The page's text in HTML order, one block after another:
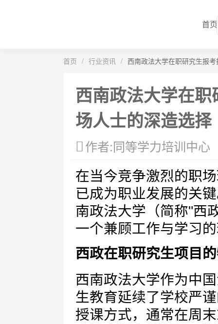
首页
首页 / 行业资讯 / 西南政法大学在职研究生报
西南政法大学在
场人士的深造选择
作者:同等学力培训中心
在当今竞争激烈的职
已成为职业发展的关
南政法大学（简称"西
一个兼顾工作与学习
西政在职研究生项目
西南政法大学作为中
生教育延续了学校严
授课方式，通常在周